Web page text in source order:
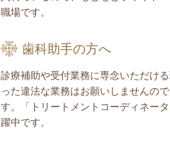
職場です。
歯科助手の方へ
診療補助や受付業務に専念いただけ
った違法な業務はお願いしませんの
す。「トリートメントコーディネー
躍中です。